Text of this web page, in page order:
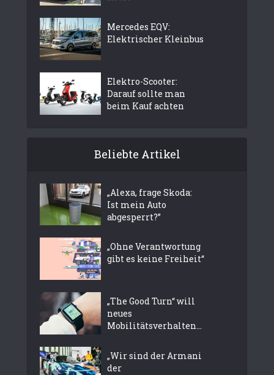
Mercedes EQV:
Elektrischer Kleinbus
Elektro-Scooter:
Darauf sollte man
beim Kauf achten
Beliebte Artikel
„Alexa, frage Skoda:
Ist mein Auto
abgesperrt?”
„Ohne Verantwortung
gibt es keine Freiheit“
„The Good Turn“ will
neues
Mobilitätsverhalten...
„Wir sind der Armani
der